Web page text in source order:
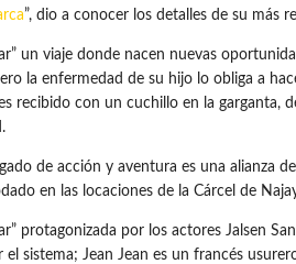
”, dio a conocer los detalles de su más
un viaje donde nacen nuevas
la enfermedad de su hijo lo obliga a
es recibido con un cuchillo en la
de acción y aventura es una alianza
en las locaciones de la Cárcel de
protagonizada por los actores Jalsen
sistema; Jean Jean es un francés